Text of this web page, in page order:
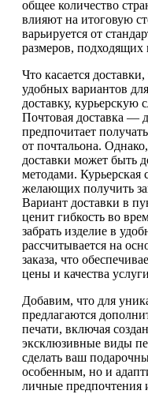
общее количество
влияют на итоговую
варьируется от
размеров,
Что касается
удобных вариантов
доставку,
Почтовая доставка —
предпочитает
от почтальона.
доставки может быть
методами. Курьерская
желающих получить
Вариант доставки в
ценит гибкость во
забрать изделие в
рассчитывается на
заказа, что
цены и качества
Добавим, что для
предлагаются
печати, включая
эксклюзивные виды
сделать ваш
особенным, но и
личные предпочтения